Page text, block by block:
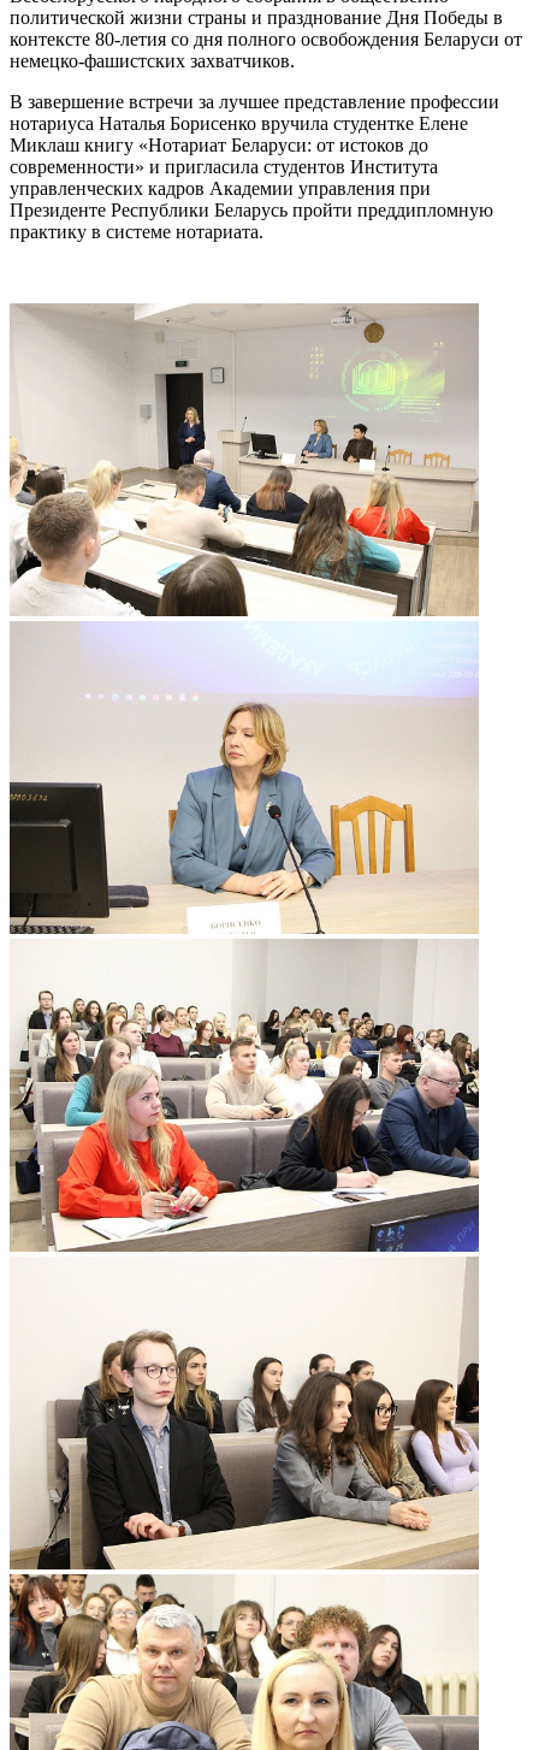
политической жизни страны и празднование Дня Победы в
контексте 80-летия со дня полного освобождения Беларуси от
немецко-фашистских захватчиков.
В завершение встречи за лучшее представление профессии
нотариуса Наталья Борисенко вручила студентке Елене
Миклаш книгу «Нотариат Беларуси: от истоков до
современности» и пригласила студентов Института
управленческих кадров Академии управления при
Президенте Республики Беларусь пройти преддипломную
практику в системе нотариата.